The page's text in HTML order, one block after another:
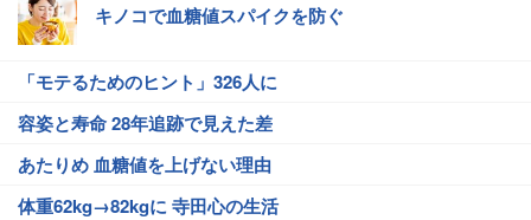
キノコで血糖値スパイクを防ぐ
「モテるためのヒント」326人に
容姿と寿命 28年追跡で見えた差
あたりめ 血糖値を上げない理由
体重62kg→82kgに 寺田心の生活